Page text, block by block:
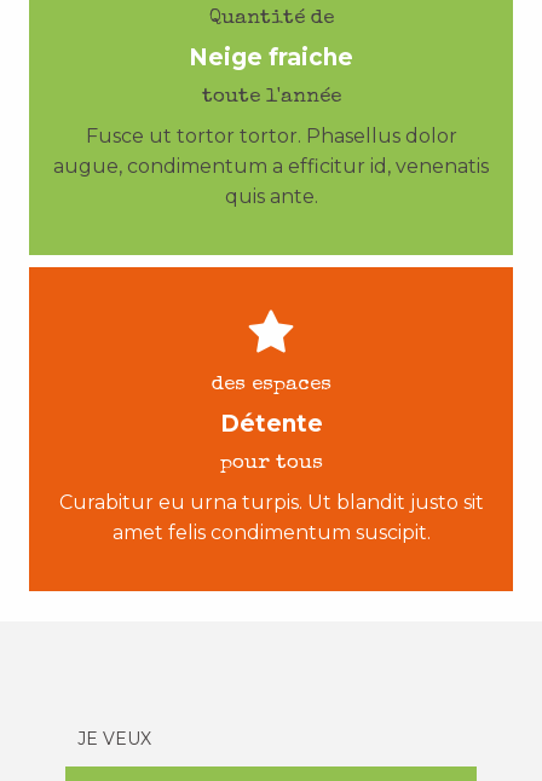
Quantité de
Neige fraiche
toute l'année
Fusce ut tortor tortor. Phasellus dolor
augue, condimentum a efficitur id, venenatis
quis ante.
des espaces
Détente
pour tous
Curabitur eu urna turpis. Ut blandit justo sit
amet felis condimentum suscipit.
JE VEUX